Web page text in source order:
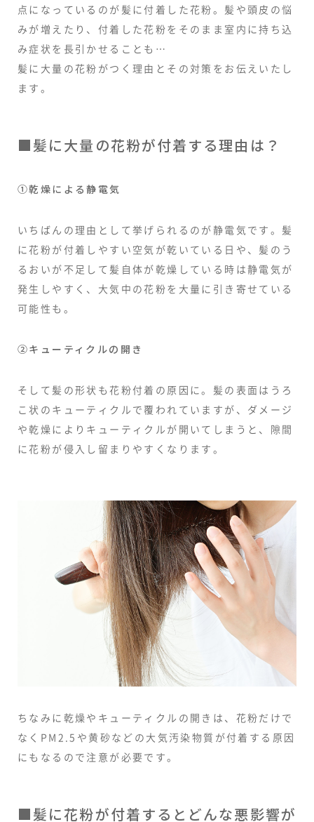
点になっているのが髪に付着した花粉。髪や頭皮の悩
みが増えたり、付着した花粉をそのまま室内に持ち込
み症状を長引かせることも…
髪に大量の花粉がつく理由とその対策をお伝えいたし
ます。
■髪に大量の花粉が付着する理由は？
①乾燥による静電気
いちばんの理由として挙げられるのが静電気です。髪
に花粉が付着しやすい空気が乾いている日や、髪のう
るおいが不足して髪自体が乾燥している時は静電気が
発生しやすく、大気中の花粉を大量に引き寄せている
可能性も。
②キューティクルの開き
そして髪の形状も花粉付着の原因に。髪の表面はうろ
こ状のキューティクルで覆われていますが、ダメージ
や乾燥によりキューティクルが開いてしまうと、隙間
に花粉が侵入し留まりやすくなります。
ちなみに乾燥やキューティクルの開きは、花粉だけで
なくPM2.5や黄砂などの大気汚染物質が付着する原因
にもなるので注意が必要です。
■髪に花粉が付着するとどんな悪影響が